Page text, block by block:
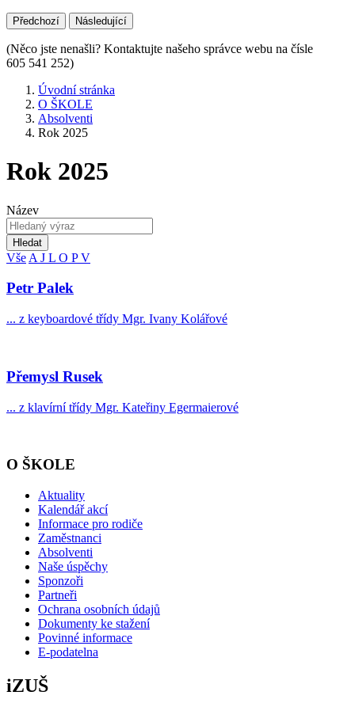
Předchozí Následující
(Něco jste nenašli? Kontaktujte našeho správce webu na čísle
605 541 252)
Úvodní stránka
O ŠKOLE
Absolventi
Rok 2025
Rok 2025
Název
Hledat
Vše A J L O PV
Petr Palek
... z keyboardové třídy Mgr. Ivany Kolářové
Přemysl Rusek
... z klavírní třídy Mgr. Kateřiny Egermaierové
O ŠKOLE
Aktuality
Kalendář akcí
Informace pro rodiče
Zaměstnanci
Absolventi
Naše úspěchy
Sponzoři
Partneři
Ochrana osobních údajů
Dokumenty ke stažení
Povinné informace
E-podatelna
iZUŠ